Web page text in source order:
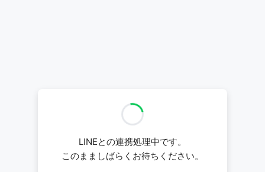
LINEとの連携処理中です。
このまましばらくお待ちください。